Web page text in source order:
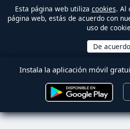
Esta página web utiliza cookies. Al
página web, estás de acuerdo con
uso de
Instala la aplicación móvil